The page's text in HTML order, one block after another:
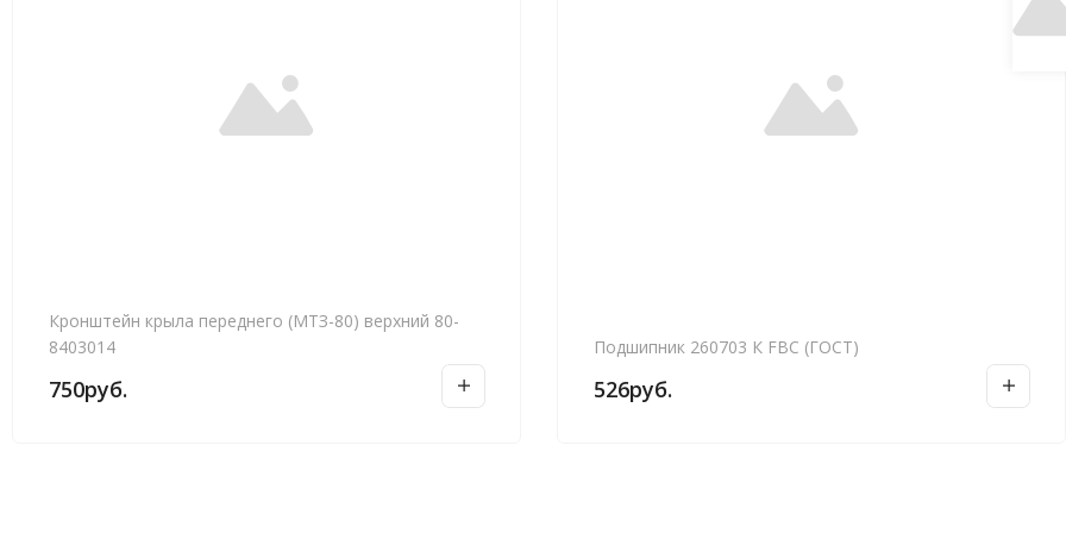
Кронштейн крыла переднего (МТЗ-80) верхний 80-
8403014
750руб.
Подшипник 260703 К FBC (ГОСТ)
526руб.